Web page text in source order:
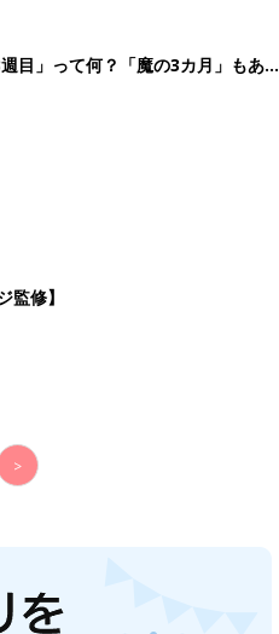
目」って何？「魔の3カ月」もある
修】
>